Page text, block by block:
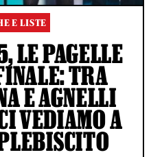
E LISTE
LE PAGELLE
TRA
E AGNELLI
VEDIAMO A